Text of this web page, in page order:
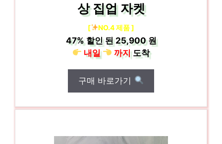
상 집업 자켓
[ NO.4 제품 ]
47%할인 된25,900 원
내일
까지도착
구매 바로가기